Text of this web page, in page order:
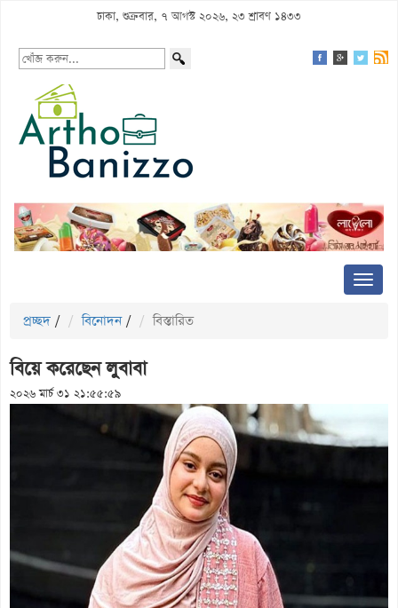
ঢাকা, শুক্রবার, ৭ আগস্ট ২০২৬, ২৩ শ্রাবণ ১৪৩৩
প্রচ্ছদ / বিনোদন / বিস্তারিত
বিয়ে করেছেন লুবাবা
২০২৬ মার্চ ৩১ ২১:৫৫:৫৯